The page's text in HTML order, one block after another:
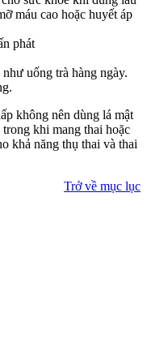
máu cao hoặc huyết áp
uống trà hàng ngày.
không nên dùng lá mật
khi mang thai hoặc
khả năng thụ thai và thai
Trở về mục lục